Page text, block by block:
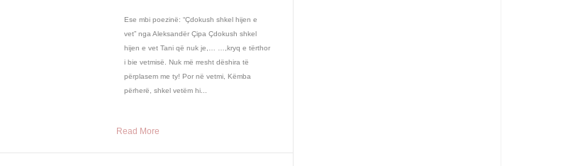
Ese mbi poezinë: “Çdokush shkel hijen e
vet” nga Aleksandër Çipa Çdokush shkel
hijen e vet Tani që nuk je,… …,kryq e tërthor
i bie vetmisë. Nuk më rresht dëshira të
përplasem me ty! Por në vetmi, Këmba
përherë, shkel vetëm hi...
Read More